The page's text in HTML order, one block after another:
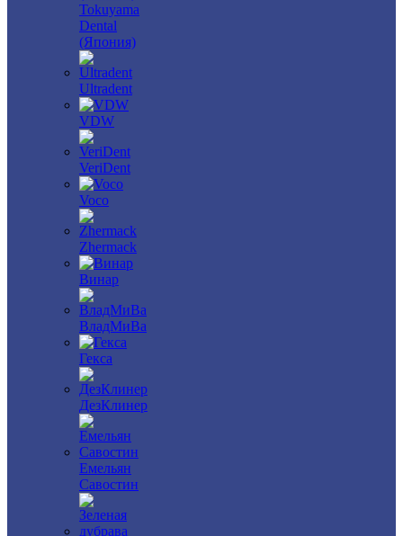
Tokuyama
Dental
(Япония)
Ultradent
VDW
VeriDent
Voco
Zhermack
Винар
ВладМиВа
Гекса
ДезКлинер
Емельян
Савостин